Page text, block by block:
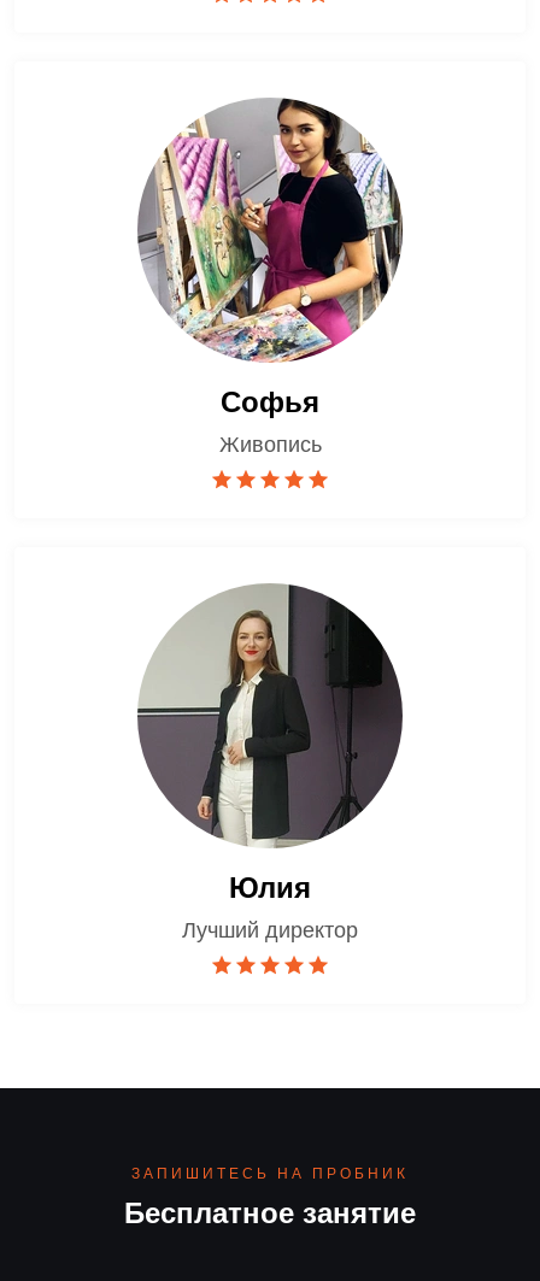
Софья
Живопись
Юлия
Лучший директор
Бесплатное занятие
ЗАПИШИТЕСЬ НА ПРОБНИК